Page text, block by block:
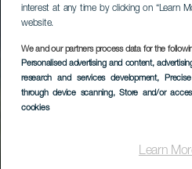
interest at any time by clicking on “Learn
website.
We and our partners process data for the
Personalised advertising and content,
research and services development,
through device scanning, Store and/or
cookies
Learn